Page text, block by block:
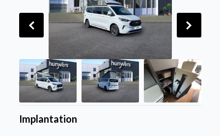
Implantation